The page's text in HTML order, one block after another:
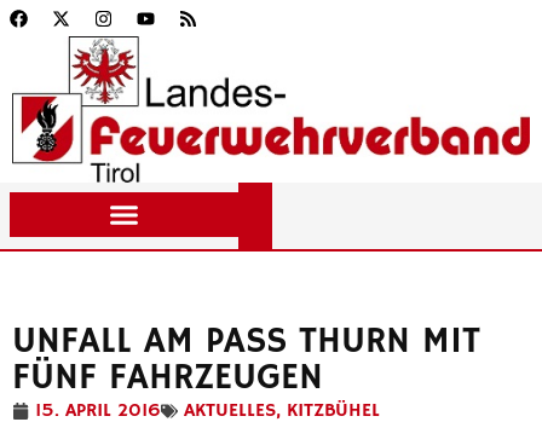
UNFALL AM PASS THURN MIT
FÜNF FAHRZEUGEN
15. APRIL 2016 AKTUELLES, KITZBÜHEL